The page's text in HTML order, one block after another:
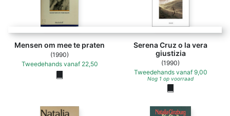
Mensen om mee te praten
(1990)
Tweedehands vanaf 22,50
Serena Cruz o la vera
giustizia
(1990)
Tweedehands vanaf 9,00
Nog 1 op voorraad